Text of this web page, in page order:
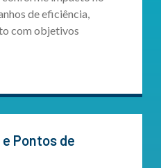
de eficiência,
com objetivos